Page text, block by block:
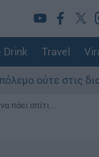
Drink Travel
στις
πάει σπίτι...